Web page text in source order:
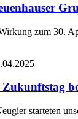
zum 30.
starteten